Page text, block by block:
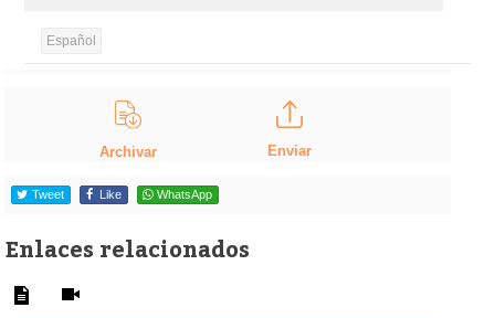
Español
Archivar Enviar
Tweet Like WhatsApp
Enlaces relacionados